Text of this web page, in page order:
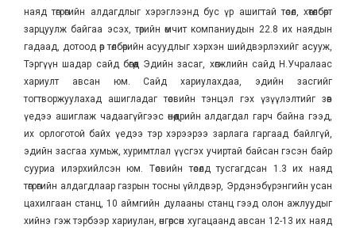
наяд төгрөгийн алдагдлыг хэрэглээнд бус үр ашигтай төсөл, хөтөлбөрт
зарцуулж байгаа эсэх, төрийн өмчит компаниудын 22.8 их наядын
гадаад, дотоод өр төлбөрийн асуудлыг хэрхэн шийдвэрлэхийг асууж,
Тэргүүн шадар сайд бөгөөд Эдийн засаг, хөгжлийн сайд Н.Учралаас
хариулт авсан юм. Сайд хариулахдаа, эдийн засгийг
тогтворжуулахад ашигладаг төсвийн тэнцэл гэх үзүүлэлтийг зөв
үедээ ашиглаж чадаагүйгээс өнөөдрийн алдагдал гарч байна гээд,
их орлоготой байх үедээ тэр хэрээрээ зарлага гаргаад байлгүй,
эдийн засгаа хумьж, хуримтлал үүсгэх учиртай байсан гэсэн байр
сууриа илэрхийлсэн юм. Төсвийн төсөлд тусгагдсан 1.3 их наяд
төгрөгийн алдагдлаар газрын тосны үйлдвэр, Эрдэнэбүрэнгийн усан
цахилгаан станц, 10 аймгийн дулааны станц гээд олон ажлуудыг
хийнэ гэж тэрбээр хариулан, өнгөрсөн хугацаанд авсан 12-13 их наяд